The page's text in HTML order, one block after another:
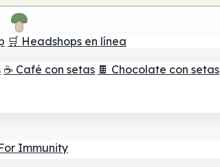
🛒 Headshops en línea
☕ Café con setas 🍫 Chocolate con setas
Immunity